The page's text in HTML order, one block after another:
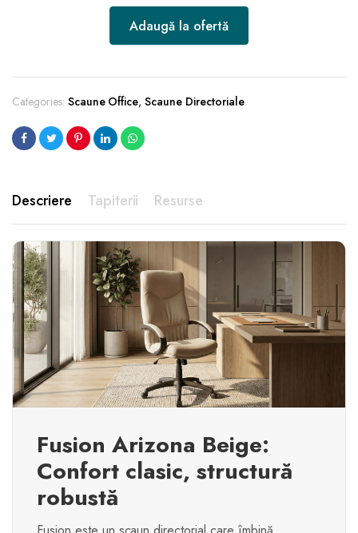
Adaugă la ofertă
Categories: Scaune Office,Scaune Directoriale
Tapiterii Resurse
Descriere
Fusion Arizona Beige:
Confort clasic, structură
robustă